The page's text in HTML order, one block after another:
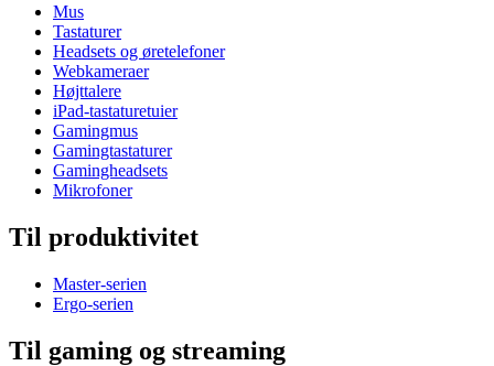
Mus
Tastaturer
Headsets og øretelefoner
Webkameraer
Højttalere
iPad-tastaturetuier
Gamingmus
Gamingtastaturer
Gamingheadsets
Mikrofoner
Til produktivitet
Master-serien
Ergo-serien
Til gaming og streaming